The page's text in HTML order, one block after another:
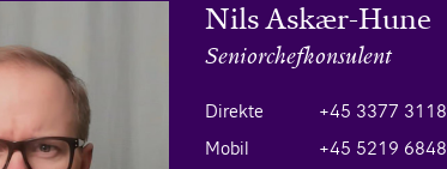
Nils Askær-Hune
Seniorchefkonsulent
Direkte
+45 3377 3118
Mobil
+45 5219 6848